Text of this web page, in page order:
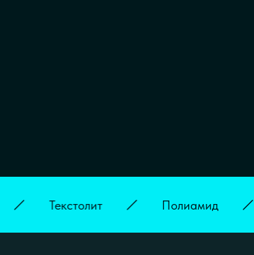
Текстолит Полиамид Сталь